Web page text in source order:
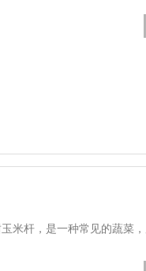
米杆，是一种常见的蔬菜